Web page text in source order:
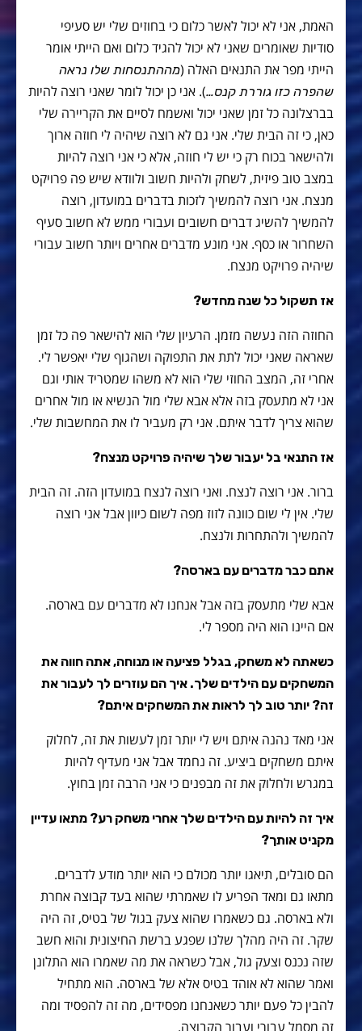
האמת, אני לא יכול לאשר כלום כי בחוזים שלי יש סעיפי
סודיות שאומרים שאני לא יכול להגיד כלום ואם הייתי אומר
הייתי מפר את התנאים האלה (מההתנסחות שלו נראה
שהפרה כזו גוררת קנס…). אני כן יכול לומר שאני רוצה להיות
בברצלונה כל זמן שאני יכול ואשמח לסיים את הקריירה שלי
כאן, כי זה הבית שלי. אני גם לא רוצה שיהיה לי חוזה ארוך
ולהישאר בכוח רק כי יש לי חוזה, אלא כי אני רוצה להיות
במצב טוב פיזית, לשחק ולהיות חשוב ולוודא שיש פה פרויקט
מנצח. אני רוצה להמשיך לזכות בדברים במועדון, רוצה
להמשיך להשיג דברים חשובים ועבורי ממש לא חשוב סעיף
השחרור או כסף. אני מונע מדברים אחרים ויותר חשוב עבורי
שיהיה פרויקט מנצח.
אז תשקול כל שנה מחדש?
החוזה הזה נעשה מזמן. הרעיון שלי הוא להישאר פה כל זמן
שאראה שאני יכול לתת את התפוקה ושהגוף שלי יאפשר לי.
אחרי זה, המצב החוזי שלי הוא לא משהו שמטריד אותי וגם
אני לא מתעסק בזה אלא אבא שלי מול הנשיא או מול אחרים
שהוא צריך לדבר איתם. אני רק מעביר לו את המחשבות שלי.
אז התנאי בל יעבור שלך שיהיה פרויקט מנצח?
ברור. אני רוצה לנצח. ואני רוצה לנצח במועדון הזה. זה הבית
שלי. אין לי שום כוונה לזוז מפה לשום כיוון אבל אני רוצה
להמשיך ולהתחרות ולנצח.
אתם כבר מדברים עם בארסה?
אבא שלי מתעסק בזה אבל אנחנו לא מדברים עם בארסה.
אם היינו הוא היה מספר לי.
כשאתה לא משחק, בגלל פציעה או מנוחה, אתה חווה את
המשחקים עם הילדים שלך. איך הם עוזרים לך לעבור את
זה? יותר טוב לך לראות את המשחקים איתם?
אני מאד נהנה איתם ויש לי יותר זמן לעשות את זה, לחלוק
איתם משחקים ביציע. זה נחמד אבל אני מעדיף להיות
במגרש ולחלוק את זה מבפנים כי אני הרבה זמן בחוץ.
איך זה להיות עם הילדים שלך אחרי משחק רע? מתאו עדיין
מקניט אותך?
הם סובלים, תיאגו יותר מכולם כי הוא יותר מודע לדברים.
מתאו גם ומאד הפריע לו שאמרתי שהוא בעד קבוצה אחרת
ולא בארסה. גם כשאמרו שהוא צעק בגול של בטיס, זה היה
שקר. זה היה מהלך שלנו שפגע ברשת החיצונית והוא חשב
שזה נכנס וצעק גול, אבל כשראה את מה שאמרו הוא התלונן
ואמר שהוא לא אוהד בטיס אלא של בארסה. הוא מתחיל
להבין כל פעם יותר כשאנחנו מפסידים, מה זה להפסיד ומה
זה מסמל עבורי ועבור הקבוצה.